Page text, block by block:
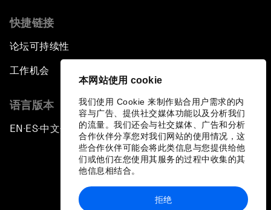
本网站使用 cookie
我们使用 Cookie 来制作贴合用户需求的内
容与广告、提供社交媒体功能以及分析我们
的流量。我们还会与社交媒体、广告和分析
合作伙伴分享您对我们网站的使用情况，这
些合作伙伴可能会将此类信息与您提供给他
们或他们在您使用其服务的过程中收集的其
他信息相结合。
拒绝
快捷链接
论坛可持续性
工作机会
语言版本
EN ▪ ES▪中文▪ 日本語